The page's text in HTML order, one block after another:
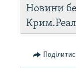
Новини